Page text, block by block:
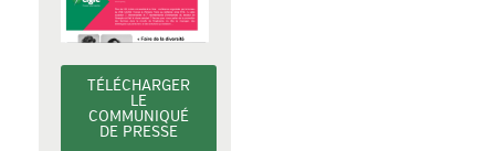
TÉLÉCHARGER
LE
COMMUNIQUÉ
DE PRESSE